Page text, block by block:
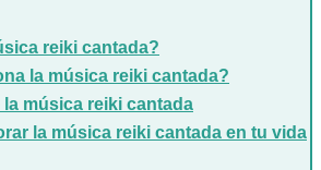
reiki cantada?
la música reiki cantada?
la música reiki cantada
la música reiki cantada en tu vida